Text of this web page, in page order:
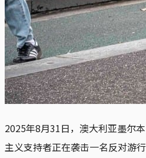
2025年8月31日，澳大利亚墨尔
主义支持者正在袭击一名反对游